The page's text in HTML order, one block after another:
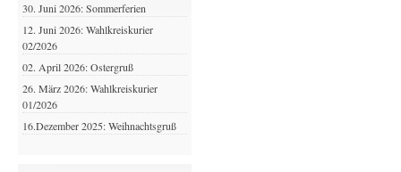
30. Juni 2026: Sommerferien
12. Juni 2026: Wahlkreiskurier
02/2026
02. April 2026: Ostergruß
26. März 2026: Wahlkreiskurier
01/2026
16.Dezember 2025: Weihnachtsgruß